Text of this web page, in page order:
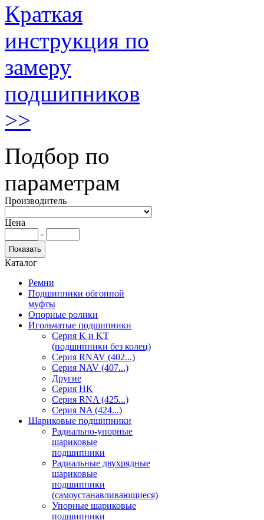
Краткая
инструкция по
замеру
подшипников
>>
Подбор по
параметрам
Производитель
Цена
-
Каталог
Ремни
Подшипники обгонной
муфты
Опорные ролики
Игольчатые подшипники
Серия K и KT
(подшипники без колец)
Серия RNAV (402...)
Серия NAV (407...)
Другие
Серия HK
Серия RNA (425...)
Серия NA (424...)
Шариковые подшипники
Радиально-упорные
шариковые
подшипники
Радиальные двухрядные
шариковые
подшипники
(самоустанавливающиеся)
Упорные шариковые
подшипники